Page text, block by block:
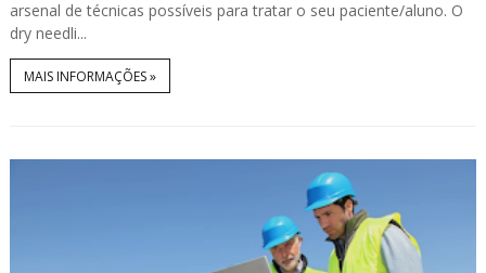
arsenal de técnicas possíveis para tratar o seu paciente/aluno. O
dry needli...
MAIS INFORMAÇÕES »